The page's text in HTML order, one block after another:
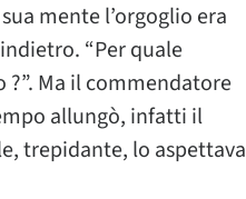
mente l’orgoglio era
“Per quale
Ma il commendatore
allungò, infatti il
trepidante, lo aspettava